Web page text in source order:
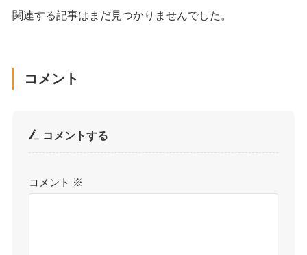
関連する記事はまだ見つかりませんでした。
コメント
コメントする
コメント ※